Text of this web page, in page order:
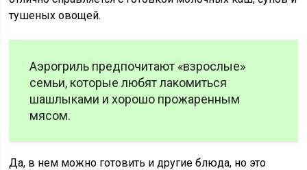
тушеных овощей.
Аэрогриль предпочитают «взрослые»
семьи, которые любят лакомиться
шашлыками и хорошо прожаренным
мясом.
Да, в нем можно готовить и другие блюда, но это